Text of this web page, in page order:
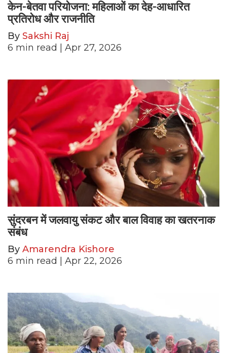
केन-बेतवा परियोजना: महिलाओं का देह-आधारित
प्रतिरोध और राजनीति
By Sakshi Raj
6 min read | Apr 27, 2026
सुंदरबन में जलवायु संकट और बाल विवाह का खतरनाक
संबंध
By Amarendra Kishore
6 min read | Apr 22, 2026